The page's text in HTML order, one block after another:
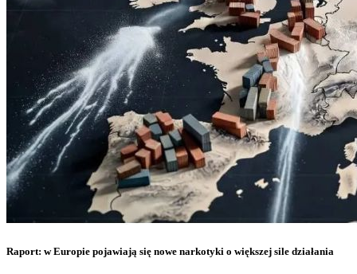
Raport: w Europie pojawiają się nowe narkotyki o większej sile działania